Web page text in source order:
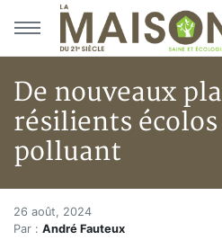
Aller au menu principal
Aller au contenu principal
De nouveaux
résilients
polluant
Accueil
En kiosque!
De nouveaux
26 août, 2024
Par : André Fauteux